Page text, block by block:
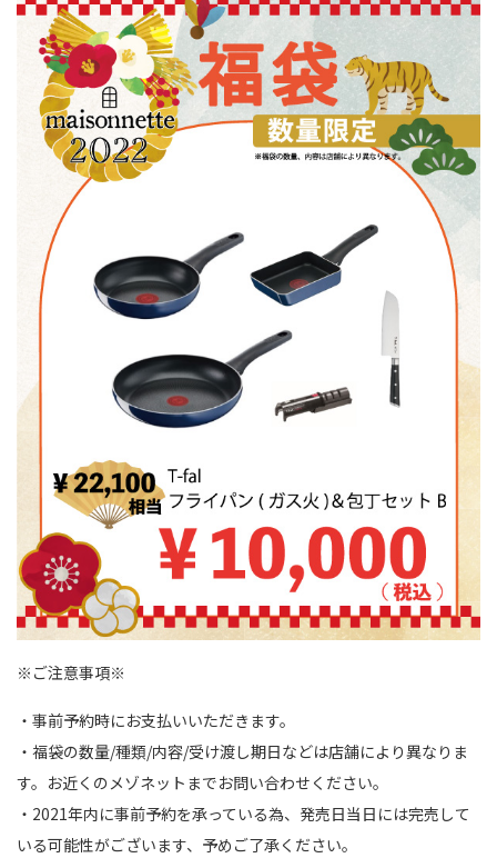
※ご注意事項※
・事前予約時にお支払いいただきます。
・福袋の数量/種類/内容/受け渡し期日などは店舗により異なりま
す。お近くのメゾネットまでお問い合わせください。
・2021年内に事前予約を承っている為、発売日当日には完売して
いる可能性がございます、予めご了承ください。